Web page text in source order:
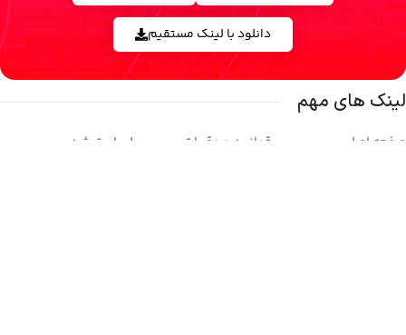
دانلود با لینک مستقیم
لینک های مهم
صفحه اصلی
قوانین و مقررات
پلی استیشن